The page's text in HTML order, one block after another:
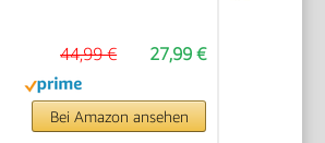
27,99 €
44,99 €
Bei Amazon ansehen